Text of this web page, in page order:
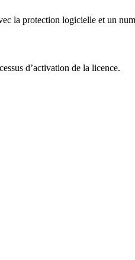
la protection logicielle et un
d’activation de la licence.